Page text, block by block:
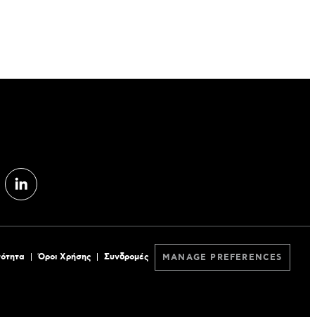
Όροι Χρήσης Συνδρομές MANAGE PREFERENCES